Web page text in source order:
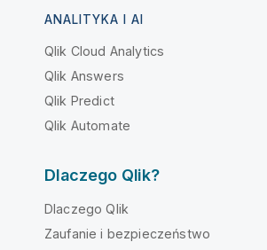
ANALITYKA I AI
Qlik Cloud Analytics
Qlik Answers
Qlik Predict
Qlik Automate
Dlaczego Qlik?
Dlaczego Qlik
Zaufanie i bezpieczeństwo